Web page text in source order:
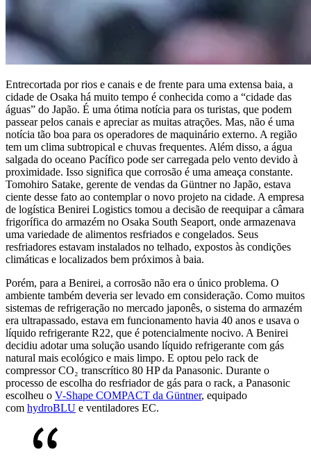
Entrecortada por rios e canais e de frente para uma extensa baia, a
cidade de Osaka há muito tempo é conhecida como a “cidade das
águas” do Japão. É uma ótima notícia para os turistas, que podem
passear pelos canais e apreciar as muitas atrações. Mas, não é uma
notícia tão boa para os operadores de maquinário externo. A região
tem um clima subtropical e chuvas frequentes. Além disso, a água
salgada do oceano Pacífico pode ser carregada pelo vento devido à
proximidade. Isso significa que corrosão é uma ameaça constante.
Tomohiro Satake, gerente de vendas da Güntner no Japão, estava
ciente desse fato ao contemplar o novo projeto na cidade. A empresa
de logística Benirei Logistics tomou a decisão de reequipar a câmara
frigorífica do armazém no Osaka South Seaport, onde armazenava
uma variedade de alimentos resfriados e congelados. Seus
resfriadores estavam instalados no telhado, expostos às condições
climáticas e localizados bem próximos à baia.
Porém, para a Benirei, a corrosão não era o único problema. O
ambiente também deveria ser levado em consideração. Como muitos
sistemas de refrigeração no mercado japonês, o sistema do armazém
era ultrapassado, estava em funcionamento havia 40 anos e usava o
líquido refrigerante R22, que é potencialmente nocivo. A Benirei
decidiu adotar uma solução usando líquido refrigerante com gás
natural mais ecológico e mais limpo. E optou pelo rack de
compressor CO₂ transcrítico 80 HP da Panasonic. Durante o
processo de escolha do resfriador de gás para o rack, a Panasonic
escolheu o V-Shape COMPACT da Güntner, equipado
com hydroBLU e ventiladores EC.